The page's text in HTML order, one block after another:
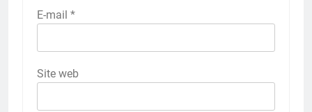
E-mail *
Site web